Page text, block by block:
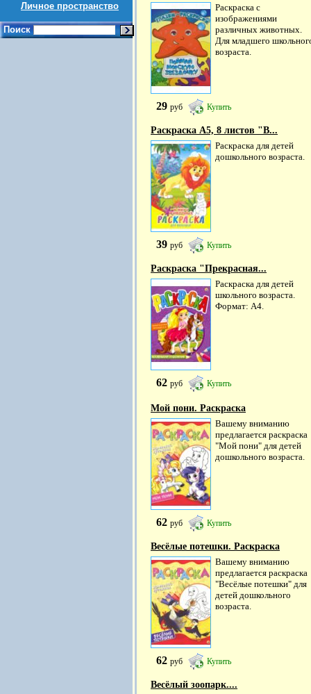
Личное пространство
Поиск
Раскраска с
изображениями
различных животных.
Для младшего
возраста.
29 руб Купить
Раскраска А5, 8 листов "В...
Раскраска для детей
дошкольного возраста.
39 руб Купить
Раскраска "Прекрасная...
Раскраска для детей
школьного возраста.
Формат: А4.
62 руб Купить
Мой пони. Раскраска
Вашему вниманию
предлагается раскраска
"Мой пони" для детей
дошкольного возраста.
62 руб Купить
Весёлые потешки. Раскраска
Вашему вниманию
предлагается раскраска
"Весёлые потешки" для
детей дошкольного
возраста.
62 руб Купить
Весёлый зоопарк....